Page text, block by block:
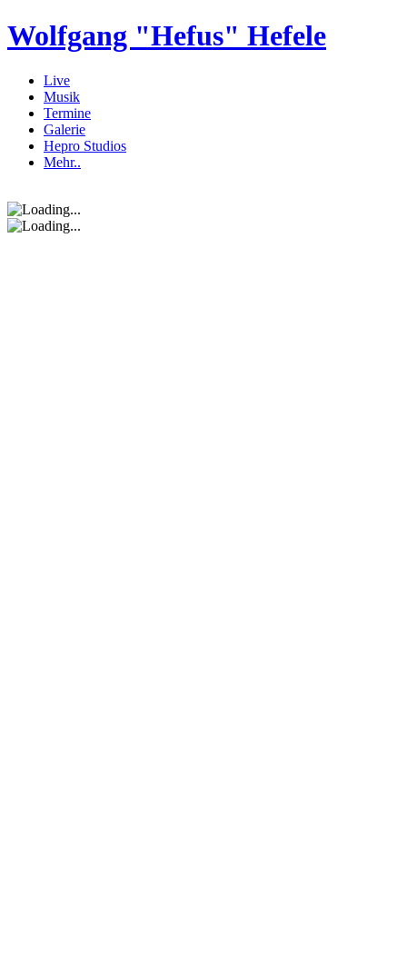
Wolfgang "Hefus" Hefele
Live
Musik
Termine
Galerie
Hepro Studios
Mehr..